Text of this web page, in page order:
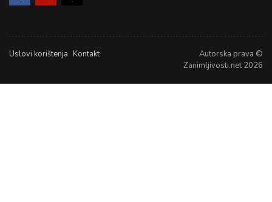
Uslovi korištenja Kontakt
Autorska prava ©
Zanimljivosti.net 2026